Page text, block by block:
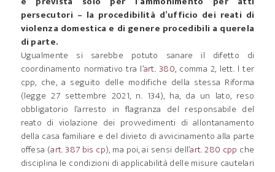
persecutori – la procedibilità d’ufficio dei reati di
violenza domestica e di genere procedibili a querela
di parte.
Ugualmente si sarebbe potuto sanare il difetto di
coordinamento normativo tra l’art. 380, comma 2, lett. l ter
cpp, che, a seguito delle modifiche della stessa Riforma
(legge 27 settembre 2021, n. 134), ha, da un lato, reso
obbligatorio l’arresto in flagranza del responsabile del
reato di violazione dei provvedimenti di allontanamento
della casa familiare e del divieto di avvicinamento alla parte
offesa (art. 387 bis cp), ma poi, ai sensi dell’art. 280 cpp che
disciplina le condizioni di applicabilità delle misure cautelari